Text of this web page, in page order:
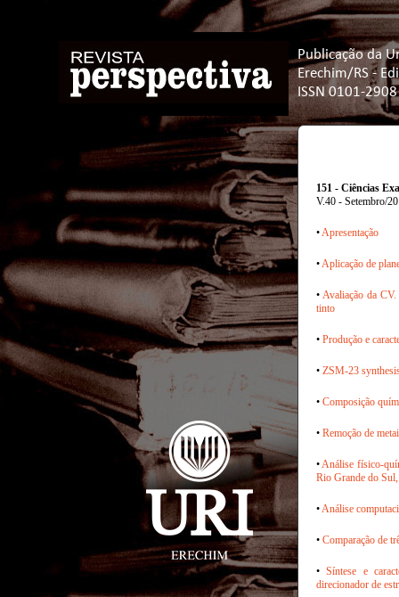
Publicação da
Erechim/RS -
ISSN 0101-2908
151 - Ciências
V.40 - Setembro/
•Apresentação
•Aplicação de
•Avaliação da
tinto
• Produção e
• ZSM-23
• Composição
• Remoção de
•Análise físico-
Rio Grande do
•Análise
• Comparação de
•Síntese e
direcionador de